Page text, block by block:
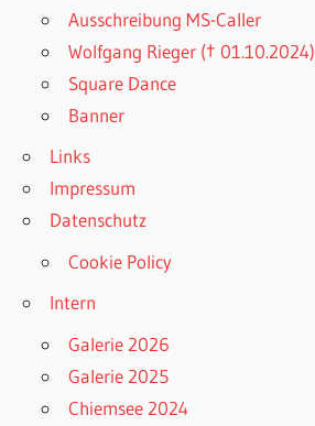
Ausschreibung MS-Caller
Wolfgang Rieger († 01.10.2024)
Square Dance
Banner
Links
Impressum
Datenschutz
Cookie Policy
Intern
Galerie 2026
Galerie 2025
Chiemsee 2024